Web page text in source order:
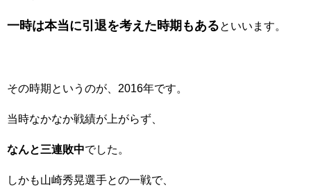
一時は本当に引退を考えた時期もある といいます。
その時期というのが、2016年です。
当時なかなか戦績が上がらず、
なんと三連敗中でした。
しかも山崎秀晃選手との一戦で、